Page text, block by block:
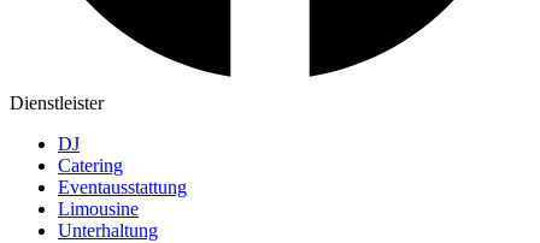
Dienstleister
DJ
Catering
Eventausstattung
Limousine
Unterhaltung